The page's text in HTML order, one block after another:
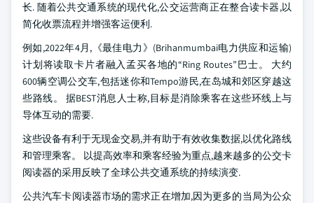
长. 随着公共交通系统的现代化,公交运营商正在整合读卡器,以
简化收票流程并增强客运便利.
例如,2022年4月,《最佳电力》(Brihanmumbai电力供应和运输)
计划将读取卡片者融入孟买各地的“Ring Routes”巴士。 大约
600辆空调公交车,包括迷你和Tempo游民,在岛城和郊区穿越这
些路线。 据BEST消息人士称,目标是消除乘客在这些环线上与
导体互动的需要.
这些设备有利于无现金交易,并有助于有效收集数据,以优化路线
和管理乘客。 以提高效率和乘客经验为重点,越来越多的公交卡
阅读器的采用反映了全球公共交通系统的持续演变.
公共汽车卡阅读器市场的需求正在增加,因为更多的当局为公众